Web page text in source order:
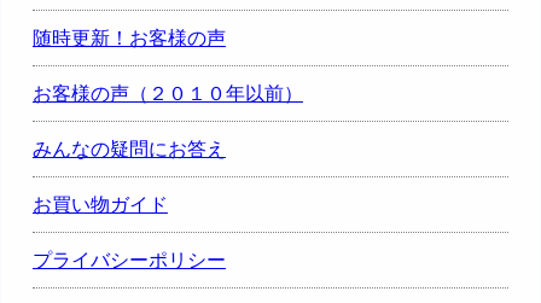
随時更新！お客様の声
お客様の声（２０１０年以前）
みんなの疑問にお答え
お買い物ガイド
プライバシーポリシー